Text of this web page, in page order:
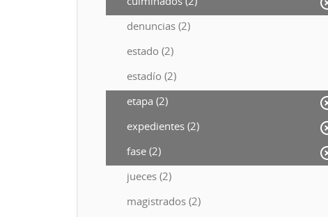
denuncias (2)
estado (2)
estadío (2)
etapa (2)
expedientes (2)
fase (2)
jueces (2)
magistrados (2)